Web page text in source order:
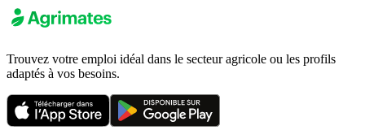
Trouvez votre emploi idéal dans le secteur agricole ou les profils
adaptés à vos besoins.